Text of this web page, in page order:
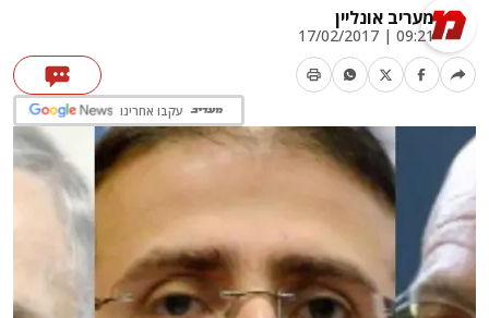
מעריב אונליין
09:21 | 17/02/2017
עקבו אחרינו